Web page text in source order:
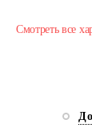
Смотреть все